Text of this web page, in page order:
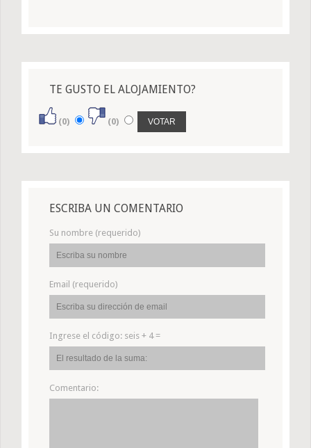
TE GUSTO EL ALOJAMIENTO?
(0) (0)
ESCRIBA UN COMENTARIO
Su nombre (requerido)
Email (requerido)
Ingrese el código: seis + 4 =
Comentario: